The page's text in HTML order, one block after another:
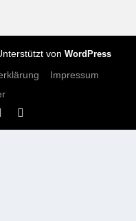
von WordPress
Impressum